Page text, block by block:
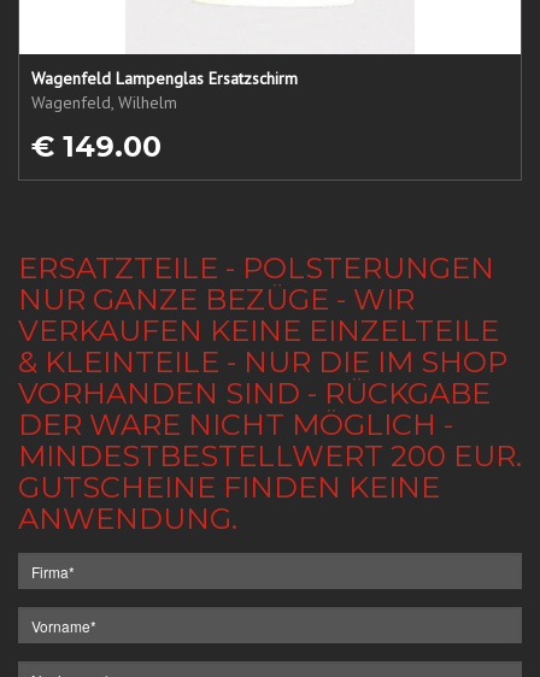
Wagenfeld Lampenglas Ersatzschirm
Wagenfeld, Wilhelm
€ 149.00
ERSATZTEILE - POLSTERUNGEN
NUR GANZE BEZÜGE - WIR
VERKAUFEN KEINE EINZELTEILE
& KLEINTEILE - NUR DIE IM SHOP
VORHANDEN SIND - RÜCKGABE
DER WARE NICHT MÖGLICH -
MINDESTBESTELLWERT 200 EUR.
GUTSCHEINE FINDEN KEINE
ANWENDUNG.